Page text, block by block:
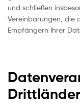
und schließen
Vereinbarungen, die
Empfängern Ihrer